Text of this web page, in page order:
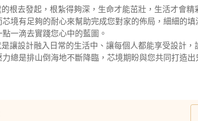
去發起，根紮得夠深，生命才能茁壯，生活才會精
境有足夠的耐心來幫助完成您對家的佈局，細細的
一滴去實踐您心中的藍圖。
設計融入日常的生活中、讓每個人都能享受設計，
總是排山倒海地不斷降臨，芯境期盼與您共同打造出